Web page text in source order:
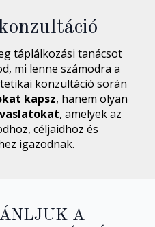
táplálkozási tanácsot
mi lenne számodra a
konzultáció során
kapsz, hanem olyan
, amelyek az
céljaidhoz és
igazodnak.
A